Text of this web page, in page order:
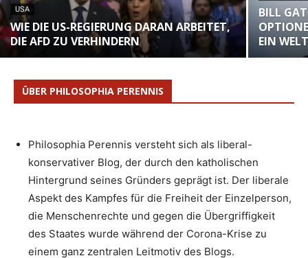
USA
WIE DIE US-REGIERUNG DARAN ARBEITET,
DIE AFD ZU VERHINDERN
BILL
EIN
ÜBER PHILOSOPHIA PERENNIS
Philosophia Perennis versteht sich als liberal-
konservativer Blog, der durch den katholischen
Hintergrund seines Gründers geprägt ist. Der liberale
Aspekt des Kampfes für die Freiheit der Einzelperson,
die Menschenrechte und gegen die Übergriffigkeit
des Staates wurde während der Corona-Krise zu
einem ganz zentralen Leitmotiv des Blogs.